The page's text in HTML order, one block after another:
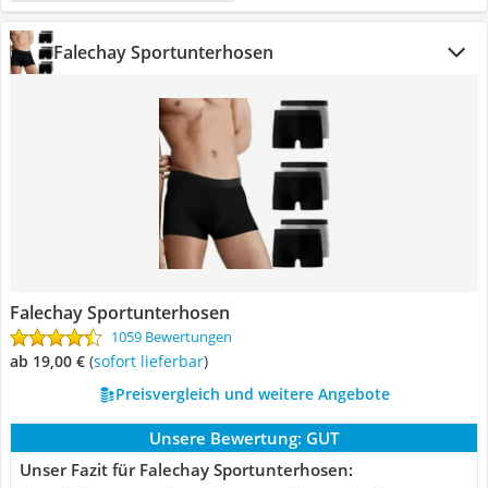
Falechay Sportunterhosen
Falechay Sportunterhosen
1059 Bewertungen
ab 19,00 € ( Sofort lieferbar)
Preisvergleich und weitere Angebote
Unsere Bewertung: GUT
Unser Fazit für Falechay Sportunterhosen: